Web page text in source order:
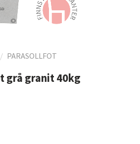
/ PARASOLLFOT
grå granit 40kg